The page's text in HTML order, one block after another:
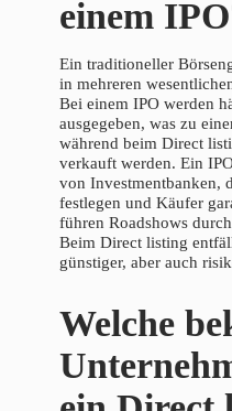
einem
Ein traditioneller
in mehreren
Bei einem IPO werden
ausgegeben, was zu
während beim Direct
verkauft werden. Ein
von Investmentbanken,
festlegen und Käufer
führen Roadshows
Beim Direct listing
günstiger, aber auch
Welche